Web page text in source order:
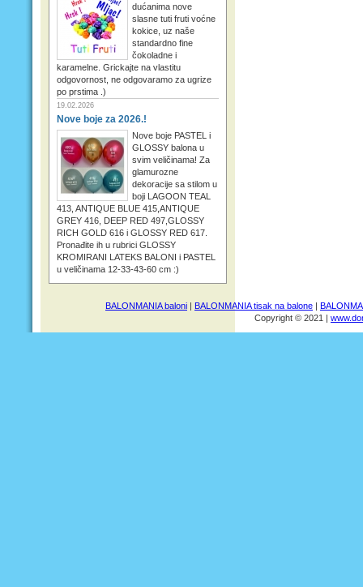
dućanima nove
slasne tuti fruti voćne
kokice, uz naše
standardno fine
čokoladne i
karamelne. Grickajte na vlastitu
odgovornost, ne odgovaramo za ugrize
po prstima .)
19.02.2026
Nove boje za 2026.!
Nove boje PASTEL i
GLOSSY balona u
svim veličinama! Za
glamurozne
dekoracije sa stilom u
boji LAGOON TEAL
413, ANTIQUE BLUE 415,ANTIQUE
GREY 416, DEEP RED 497,GLOSSY
RICH GOLD 616 i GLOSSY RED 617.
Pronađite ih u rubrici GLOSSY
KROMIRANI LATEKS BALONI i PASTEL
u veličinama 12-33-43-60 cm :)
BALONMANIA baloni | BALONMANIA tisak na balone |
Copyright © 2021 |